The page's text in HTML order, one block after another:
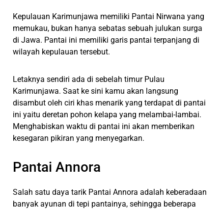
Kepulauan Karimunjawa memiliki Pantai Nirwana yang
memukau, bukan hanya sebatas sebuah julukan surga
di Jawa. Pantai ini memiliki garis pantai terpanjang di
wilayah kepulauan tersebut.
Letaknya sendiri ada di sebelah timur Pulau
Karimunjawa. Saat ke sini kamu akan langsung
disambut oleh ciri khas menarik yang terdapat di pantai
ini yaitu deretan pohon kelapa yang melambai-lambai.
Menghabiskan waktu di pantai ini akan memberikan
kesegaran pikiran yang menyegarkan.
Pantai Annora
Salah satu daya tarik Pantai Annora adalah keberadaan
banyak ayunan di tepi pantainya, sehingga beberapa